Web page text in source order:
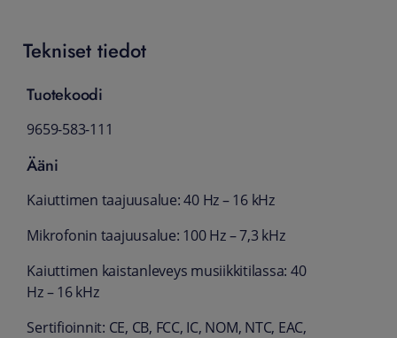
Tekniset tiedot
Tuotekoodi
9659-583-111
Ääni
Kaiuttimen taajuusalue: 40 Hz – 16 kHz
Mikrofonin taajuusalue: 100 Hz – 7,3 kHz
Kaiuttimen kaistanleveys musiikkitilassa: 40
Hz – 16 kHz
Sertifioinnit: CE, CB, FCC, IC, NOM, NTC, EAC,